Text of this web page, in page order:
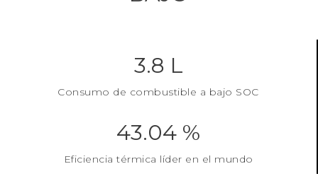
3.8 L
Consumo de combustible a bajo SOC
43.04 %
Eficiencia térmica líder en el mundo